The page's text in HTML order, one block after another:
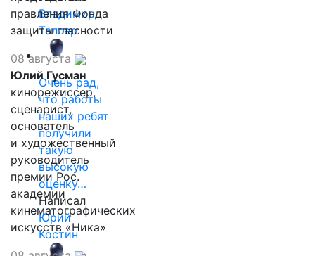
Владимир
Таллер
Очень рад,
что работы
наших ребят
получили
такую
высокую
оценку…
Написал
Юрий
Костин
правления Фонда
защиты гласности
08 августа
Юлий Гусман
кинорежиссер,
сценарист,
основатель
и художественный
руководитель
премии Рос.
академии
кинематографических
искусств «Ника»